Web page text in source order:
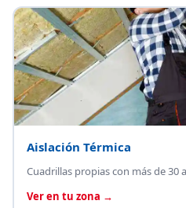
Aislación Térmica
Cuadrillas propias con más de 30
Ver en tu zona →